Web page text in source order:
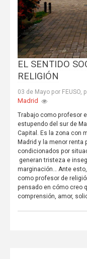
EL SENTIDO
RELIGIÓN
03 de Mayo por FEUSO,
Madrid
Trabajo como profesor
estupendo del sur de
Capital. Es la zona con
Madrid y la menor
condicionados por
generan tristeza e
marginación… Ante
como profesor de
pensado en cómo creo
comprensión, amor,